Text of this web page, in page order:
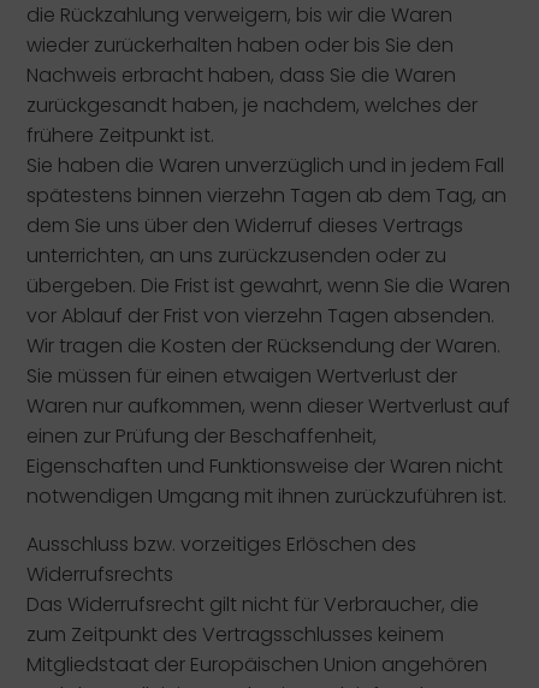
die Rückzahlung verweigern, bis wir die Waren
wieder zurückerhalten haben oder bis Sie den
Nachweis erbracht haben, dass Sie die Waren
zurückgesandt haben, je nachdem, welches der
frühere Zeitpunkt ist.
Sie haben die Waren unverzüglich und in jedem Fall
spätestens binnen vierzehn Tagen ab dem Tag, an
dem Sie uns über den Widerruf dieses Vertrags
unterrichten, an uns zurückzusenden oder zu
übergeben. Die Frist ist gewahrt, wenn Sie die Waren
vor Ablauf der Frist von vierzehn Tagen absenden.
Wir tragen die Kosten der Rücksendung der Waren.
Sie müssen für einen etwaigen Wertverlust der
Waren nur aufkommen, wenn dieser Wertverlust auf
einen zur Prüfung der Beschaffenheit,
Eigenschaften und Funktionsweise der Waren nicht
notwendigen Umgang mit ihnen zurückzuführen ist.
Ausschluss bzw. vorzeitiges Erlöschen des
Widerrufsrechts
Das Widerrufsrecht gilt nicht für Verbraucher, die
zum Zeitpunkt des Vertragsschlusses keinem
Mitgliedstaat der Europäischen Union angehören